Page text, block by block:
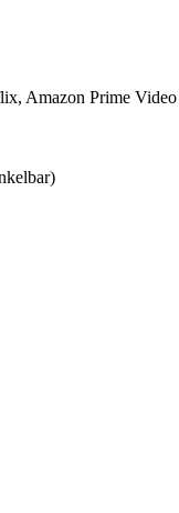
Amazon Prime